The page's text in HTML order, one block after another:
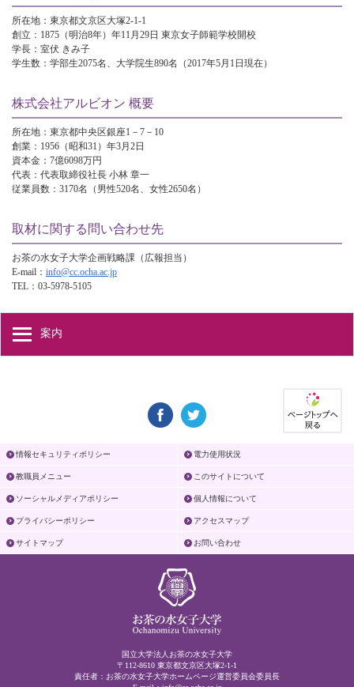
所在地：東京都文京区大塚2-1-1
創立：1875（明治8年）年11月29日 東京女子師範学校開校
学長：室伏 きみ子
学生数：学部生2075名、大学院生890名（2017年5月1日現在）
株式会社アルビオン 概要
所在地：東京都中央区銀座1－7－10
創業：1956（昭和31）年3月2日
資本金：7億6098万円
代表：代表取締役社長 小林 章一
従業員数：3170名（男性520名、女性2650名）
取材に関する問い合わせ先
お茶の水女子大学企画戦略課（広報担当）
E-mail： info@cc.ocha.ac.jp
TEL：03-5978-5105
案内
情報セキュリティポリシー 電力使用状況
教職員メニュー このサイトについて
ソーシャルメディアポリシー 個人情報について
プライバシーポリシー アクセスマップ
サイトマップ お問い合わせ
国立大学法人お茶の水女子大学
〒112-8610 東京都文京区大塚2-1-1
責任者：お茶の水女子大学ホームページ運営委員会委員長